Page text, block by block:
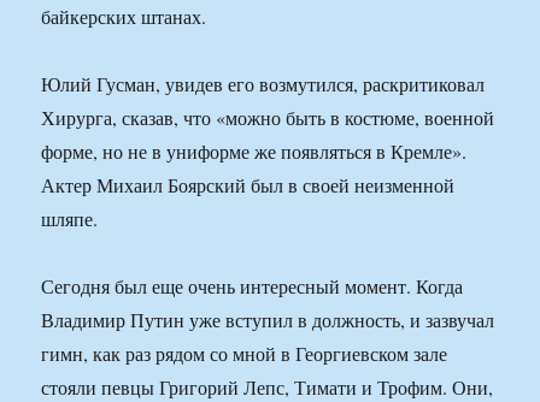
байкерских штанах.
Юлий Гусман, увидев его возмутился, раскритиковал
Хирурга, сказав, что «можно быть в костюме, военной
форме, но не в униформе же появляться в Кремле».
Актер Михаил Боярский был в своей неизменной
шляпе.
Сегодня был еще очень интересный момент. Когда
Владимир Путин уже вступил в должность, и зазвучал
гимн, как раз рядом со мной в Георгиевском зале
стояли певцы Григорий Лепс, Тимати и Трофим. Они,